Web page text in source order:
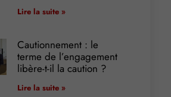
Lire la suite »
Cautionnement : le
terme de l’engagement
libère-t-il la caution ?
Lire la suite »